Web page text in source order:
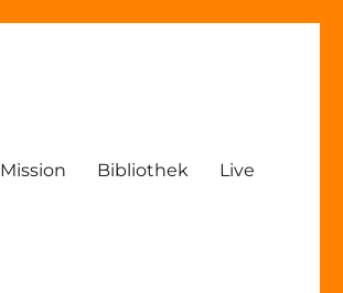
Mission Bibliothek Live